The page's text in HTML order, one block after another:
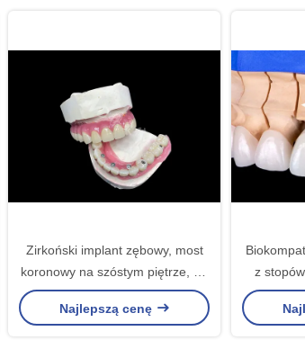
Zirkoński implant zębowy, most
koronowy na szóstym piętrze, na
zamianę brakującego zęba.
Najlepszą cenę
z